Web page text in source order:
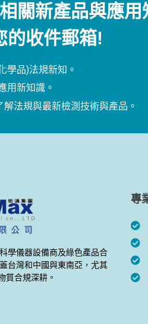
關新產品與應用
的收件郵箱!
學品)法規新知。
用新知識。
法規與最新檢測技術與產品。
學儀器設備商及綠色產品合
台灣和中國與東南亞，尤其
質合規深耕。
專